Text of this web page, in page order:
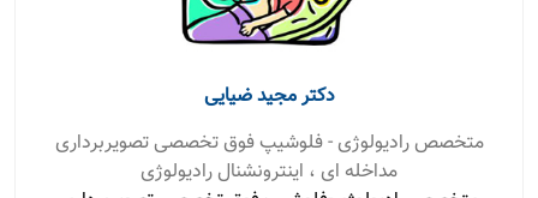
دکتر مجید ضیایی
متخصص رادیولوژی - فلوشیپ فوق تخصصی تصویربرداری
مداخله ای ، اینترونشنال رادیولوژی